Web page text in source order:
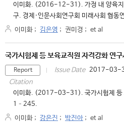
이미화. (2016-12-31). 가정 내 양육지
구. 경제·인문사회연구회 미래사회 협
이미화 ; 김은영 ; 권미경 ; et al
국가시험제 등 보육교직원 자격강화 연구
Report Issue Date 2017-03-
Citation
이미화. (2017-03-31). 국가시험제 등
1–245.
이미화 ; 강은진 ; 박진아 ; et al